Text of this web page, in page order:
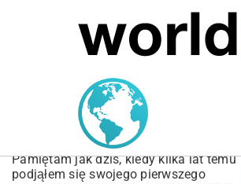
MARIUSZ ŁAMAGA 04.10.2025
Przepis na faszerowanego
indyka – soczysty i
aromatyczny
Pamiętam jak dziś, kiedy kilka lat temu
podjąłem się swojego pierwszego